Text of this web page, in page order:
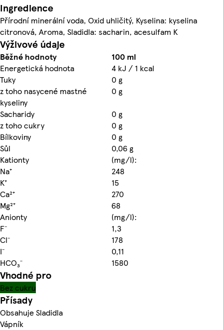
Ingredience
Přírodní minerální voda, Oxid uhličitý, Kyselina: kyselina
citronová, Aroma, Sladidla: sacharin, acesulfam K
Výživové údaje
Běžné hodnoty
100 ml
Energetická hodnota
4 kJ / 1 kcal
Tuky
0 g
z toho nasycené mastné
kyseliny
0 g
Sacharidy
0 g
z toho cukry
0 g
Bílkoviny
0 g
Sůl
0,06 g
Kationty
(mg/l):
Na⁺
248
K⁺
15
Ca²⁺
270
Mg²⁺
68
Anionty
(mg/l):
F⁻
1,3
Cl⁻
178
I⁻
0,11
HCO₃⁻
1580
Vhodné pro
Bez cukru
Přísady
Obsahuje Sladidla
Vápník